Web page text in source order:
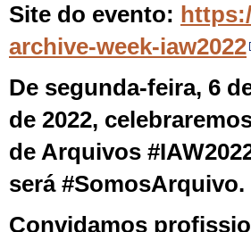
Site do evento:
archive-week-iaw2022
De segunda-feira, 6
de 2022,
de Arquivos
será #SomosArquivo.
Convidamos